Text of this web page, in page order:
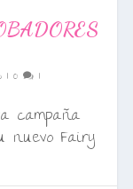
|0 |
campaña
nuevo Fairy